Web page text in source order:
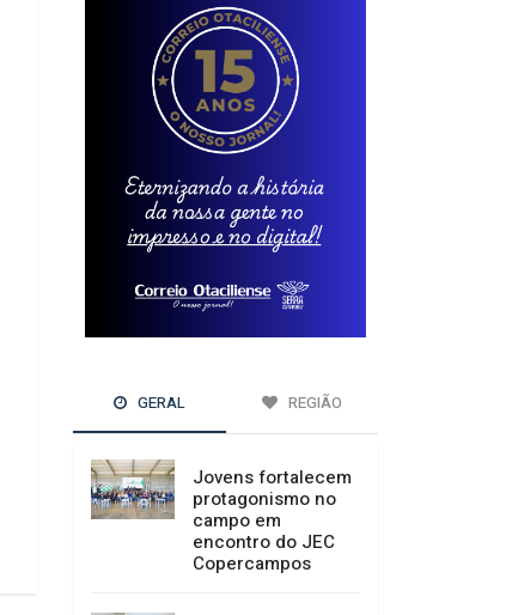
GERAL REGIÃO
Jovens fortalecem
protagonismo no
campo em
encontro do JEC
Copercampos